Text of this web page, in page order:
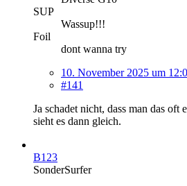
SUP
Wassup!!!
Foil
dont wanna try
10. November 2025 um
#141
Ja schadet nicht, dass man das oft
sieht es dann gleich.
B123
SonderSurfer